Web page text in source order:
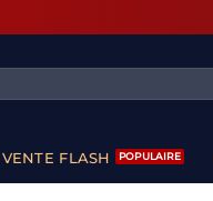
VENTE FLASH